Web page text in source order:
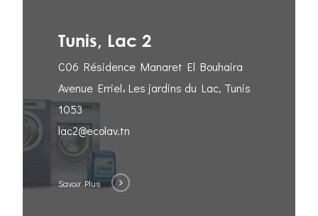
Tunis, Lac 2
C06 Résidence Manaret El Bouhaira
Avenue Erriel، Les jardins du Lac, Tunis
1053
lac2@ecolav.tn
Savoir Plus